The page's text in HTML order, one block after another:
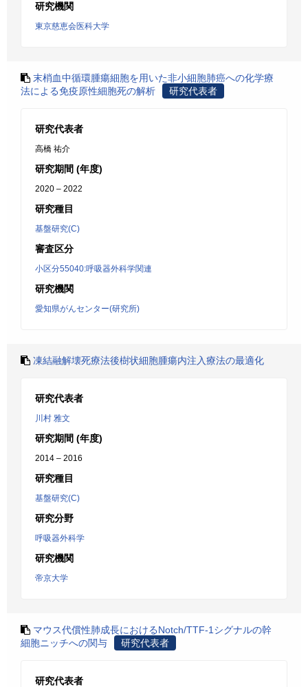
研究機関
東京慈恵会医科大学
末梢血中循環腫瘍細胞を用いた非小細胞肺癌への化学療
法による免疫原性細胞死の解析
研究代表者
研究代表者
高橋 祐介
研究期間 (年度)
2020 – 2022
研究種目
基盤研究(C)
審査区分
小区分55040:呼吸器外科学関連
研究機関
愛知県がんセンター(研究所)
凍結融解壊死療法後樹状細胞腫瘍内注入療法の最適化
研究代表者
川村 雅文
研究期間 (年度)
2014 – 2016
研究種目
基盤研究(C)
研究分野
呼吸器外科学
研究機関
帝京大学
マウス代償性肺成長におけるNotch/TTF-1シグナルの幹
細胞ニッチへの関与
研究代表者
研究代表者